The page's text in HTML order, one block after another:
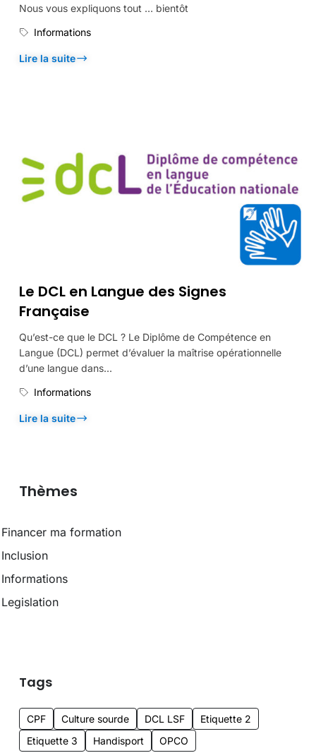
Nous vous expliquons tout … bientôt
Informations
Lire la suite
Le DCL en Langue des Signes
Française
Qu’est-ce que le DCL ? Le Diplôme de Compétence en
Langue (DCL) permet d’évaluer la maîtrise opérationnelle
d’une langue dans...
Informations
Lire la suite
Thèmes
Financer ma formation
Inclusion
Informations
Legislation
Tags
CPF Culture sourde DCL LSF
Etiquette 2
Etiquette 3
Handisport OPCO